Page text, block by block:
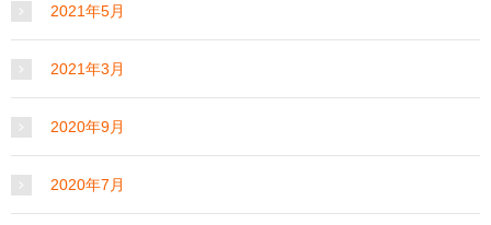
2021年5月
2021年3月
2020年9月
2020年7月